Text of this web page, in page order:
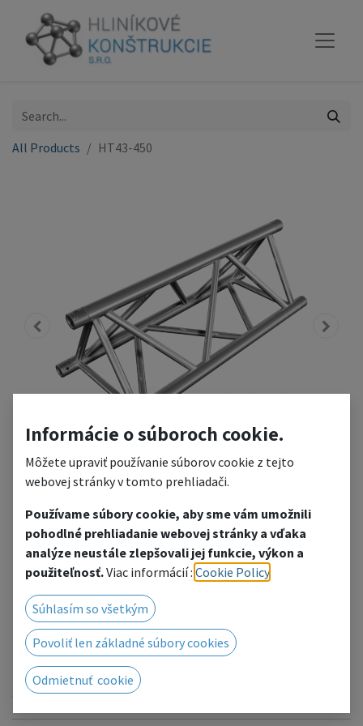
All Products HT43-450
HT43-450
Length: 4,5m
Add to wishlist
We will be happy to prepare a price offer for you, click to
go to the contact form.
Or contact us by phone/email.
Informácie o súboroch cookie.
Môžete upraviť používanie súborov cookie z tejto
webovej stránky v tomto prehliadači.
Používame súbory cookie, aby sme vám umožnili
pohodlné prehliadanie webovej stránky a vďaka
analýze neustále zlepšovali jej funkcie, výkon a
použiteľnosť.Viac informácií : Cookie Policy
Súhlasím so všetkým
Povoliť len základné súbory cookies
Odmietnuť cookie